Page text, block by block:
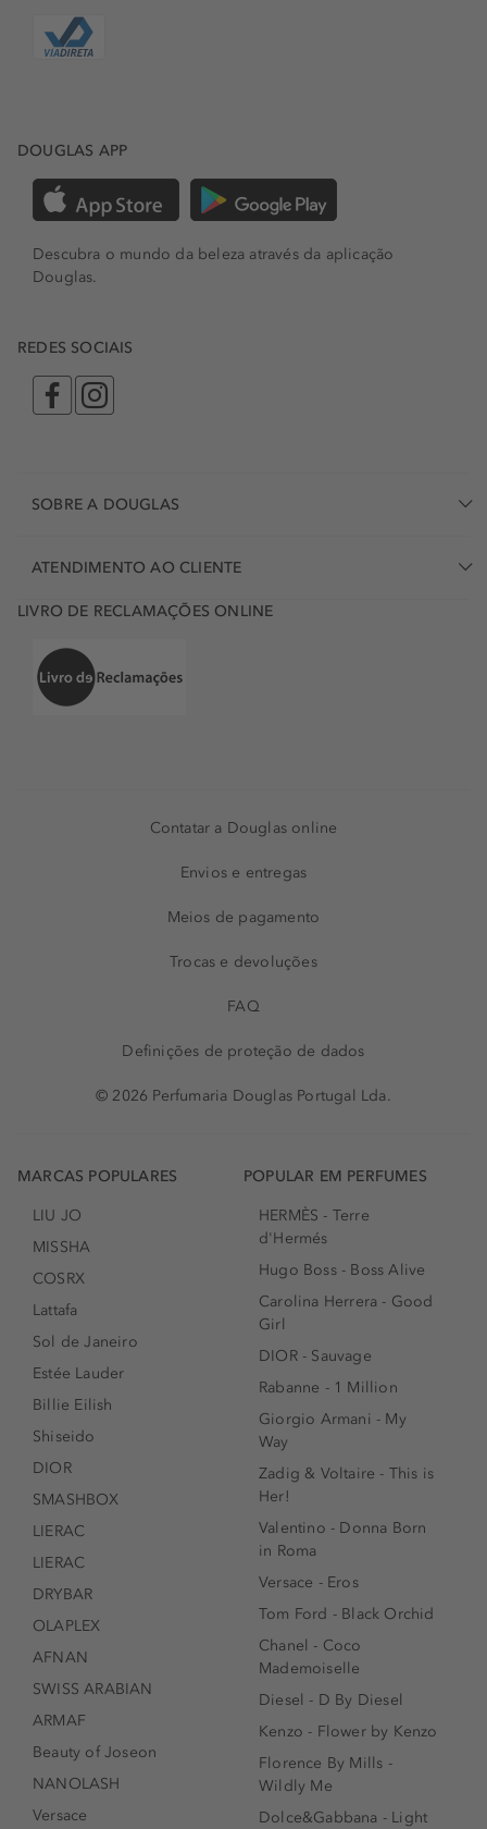
DOUGLAS APP
Descubra o mundo da beleza através da aplicação
Douglas.
REDES SOCIAIS
SOBRE A DOUGLAS
ATENDIMENTO AO CLIENTE
LIVRO DE RECLAMAÇÕES ONLINE
Contatar a Douglas online
Envios e entregas
Meios de pagamento
Trocas e devoluções
FAQ
Definições de proteção de dados
© 2026 Perfumaria Douglas Portugal Lda.
MARCAS POPULARES
LIU JO
MISSHA
COSRX
Lattafa
Sol de Janeiro
Estée Lauder
Billie Eilish
Shiseido
DIOR
SMASHBOX
LIERAC
LIERAC
DRYBAR
OLAPLEX
AFNAN
SWISS ARABIAN
ARMAF
Beauty of Joseon
NANOLASH
Versace
POPULAR EM PERFUMES
HERMÈS - Terre
d'Hermés
Hugo Boss - Boss Alive
Carolina Herrera - Good
Girl
DIOR - Sauvage
Rabanne - 1 Million
Giorgio Armani - My
Way
Zadig & Voltaire - This is
Her!
Valentino - Donna Born
in Roma
Versace - Eros
Tom Ford - Black Orchid
Chanel - Coco
Mademoiselle
Diesel - D By Diesel
Kenzo - Flower by Kenzo
Florence By Mills -
Wildly Me
Dolce&Gabbana - Light